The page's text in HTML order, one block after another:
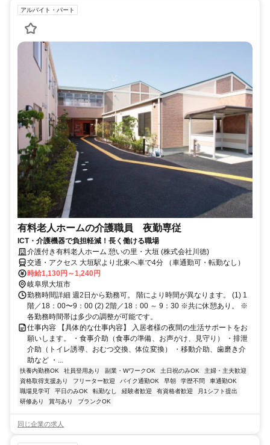
アルバイト・パート
有料老人ホームの介護職員 夜勤専従
ICT・介護機器で負担軽減！長く働ける職場
介護付き有料老人ホーム 憩いの里・大垣 (株式会社川徳)
交通・アクセス 大垣駅より北東へ車で4分 （車通勤可・転勤なし）
時給1,130円～1,240円
岐阜県大垣市
勤務時間詳細 週2日から勤務可。 階により時間が異なります。 (1) 1
階／18：00〜9：00 (2) 2階／18：00 ～ 9：30 ※共に休憩あり。 ※
各勤務時間帯は多少の調整が可能です。
仕事内容 【具体的な仕事内容】 入居者様の夜間の生活サポートをお
願いします。 ・食事介助（食事の準備、お声がけ、見守り） ・排泄
介助（トイレ誘導、おむつ交換、体位変換） ・移動介助、歯磨き介
助など ・...
扶養内勤務OK 社員登用あり 副業・WワークOK 土日祝のみOK
主婦・主夫歓迎
資格取得支援あり
フリーター歓迎 バイク通勤OK 早朝 学歴不問
車通勤OK
職場見学可
平日のみOK 転勤なし 経験者歓迎 有資格者歓迎
月1シフト提出
研修あり
賞与あり ブランクOK
同じ企業の求人